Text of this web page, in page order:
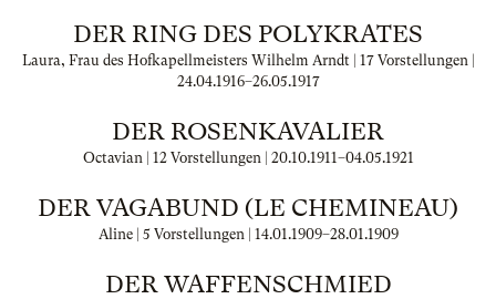
DER RING DES POLYKRATES
Laura, Frau des Hofkapellmeisters Wilhelm Arndt | 17 Vorstellungen |
24.04.1916–26.05.1917
DER ROSENKAVALIER
Octavian | 12 Vorstellungen | 20.10.1911–04.05.1921
DER VAGABUND (LE CHEMINEAU)
Aline | 5 Vorstellungen | 14.01.1909–28.01.1909
DER WAFFENSCHMIED